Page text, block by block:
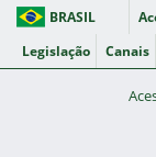
BRASIL
Legislação
Canais